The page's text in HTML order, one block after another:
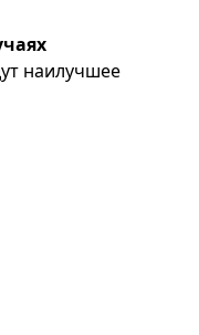
наилучшее